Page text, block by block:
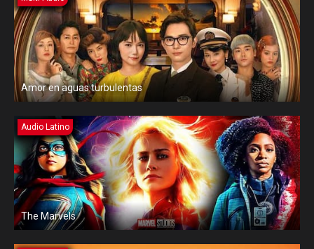
Amor en aguas turbulentas
Audio Latino
The Marvels